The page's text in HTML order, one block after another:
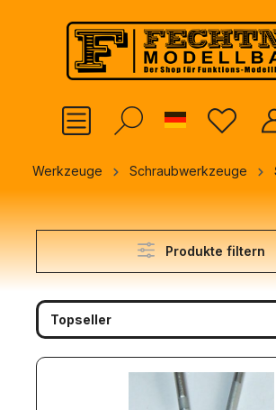
springen
German
Werkzeuge Schraubwerkzeuge
Produkte filtern